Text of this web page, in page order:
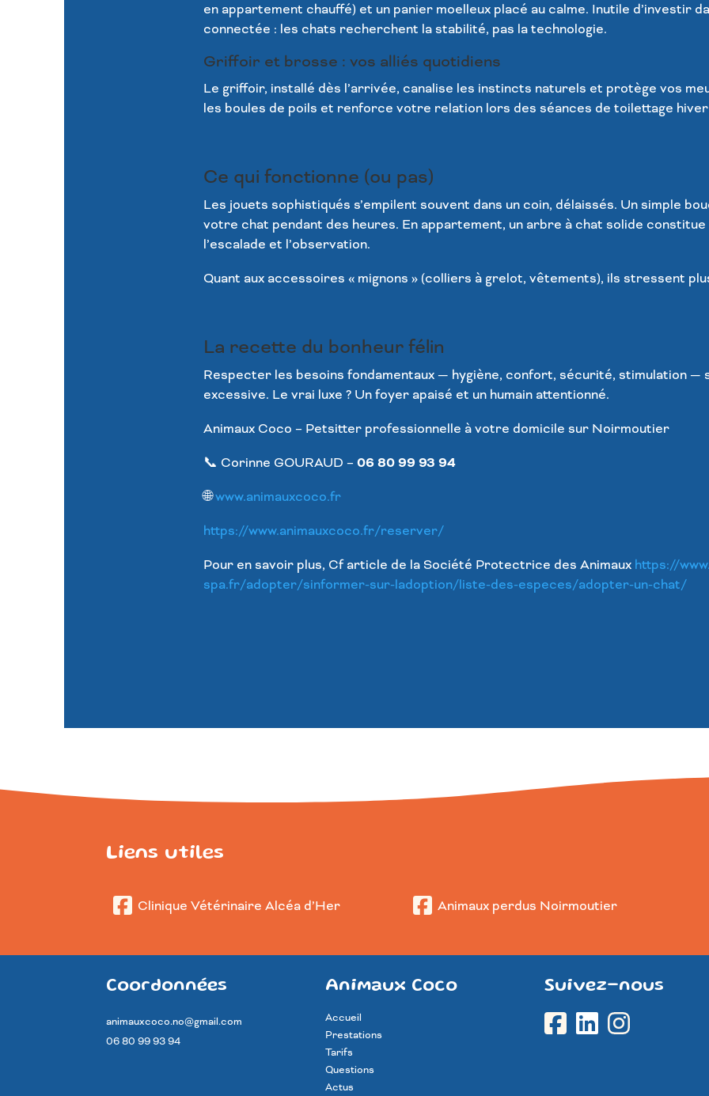
en appartement chauffé) et un panier moelleux placé au calme. Inutile d’investir
connectée : les chats recherchent la stabilité, pas la technologie.
Griffoir et brosse : vos alliés quotidiens
Le griffoir, installé dès l’arrivée, canalise les instincts naturels et protège vos
les boules de poils et renforce votre relation lors des séances de toilettage
Ce qui fonctionne (ou pas)
Les jouets sophistiqués s’empilent souvent dans un coin, délaissés. Un simple
votre chat pendant des heures. En appartement, un arbre à chat solide constitue
l’escalade et l’observation.
Quant aux accessoires « mignons » (colliers à grelot, vêtements), ils stressent
La recette du bonheur félin
Respecter les besoins fondamentaux — hygiène, confort, sécurité, stimulation —
excessive. Le vrai luxe ? Un foyer apaisé et un humain attentionné.
Animaux Coco – Petsitter professionnelle à votre domicile sur Noirmoutier
📞 Corinne GOURAUD –06 80 99 93 94
🌐www.animauxcoco.fr
https://www.animauxcoco.fr/reserver/
Pour en savoir plus, Cf article de la Société Protectrice des Animaux https://
spa.fr/adopter/sinformer-sur-ladoption/liste-des-especes/adopter-un-chat/
Liens utiles
Clinique Vétérinaire Alcéa d’Her Animaux perdus Noirmoutier
Coordonnées
animauxcoco.no@gmail.com
06 80 99 93 94
Animaux Coco
Accueil
Prestations
Tarifs
Questions
Actus
Suivez-nous